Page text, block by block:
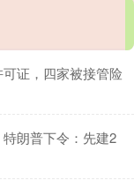
证，四家被接管险
朗普下令：先建2